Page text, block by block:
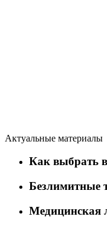
Актуальные материалы
Как выбрать
Безлимитные
Медицинская